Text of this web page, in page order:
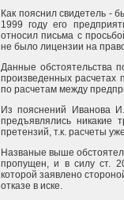
Как пояснил свидетель -
1999 году его
относил письма с
не было лицензии на
Данные обстоятельства
произведенных расчетах
по расчетам между
Из пояснений Иванова
предъявлялись никакие
претензий, т.к. расчеты
Названые выше
пропущен, и в силу ст.
которой заявлено
отказе в иске.